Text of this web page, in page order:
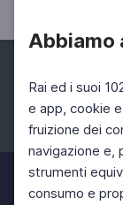
Abbiamo
Rai ed i suoi
e app, cookie
fruizione dei
navigazione e,
strumenti
consumo e
Facebook